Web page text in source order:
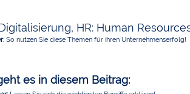
, HR: Human
So nutzen Sie diese Themen für ihren Unternehmenserfolg!
es in diesem Beitrag: